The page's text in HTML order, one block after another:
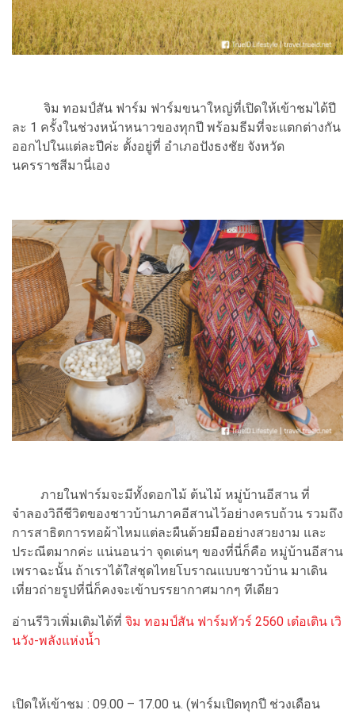
จิม ทอมป์สัน ฟาร์ม ฟาร์มขนาใหญ่ที่เปิดให้เข้าชมได้ปี
ละ 1 ครั้งในช่วงหน้าหนาวของทุกปี พร้อมธีมที่จะแตกต่างกัน
ออกไปในแต่ละปีค่ะ ตั้งอยู่ที่ อำเภอปังธงชัย จังหวัด
นครราชสีมานี่เอง
ภายในฟาร์มจะมีทั้งดอกไม้ ต้นไม้ หมู่บ้านอีสาน ที่
จำลองวิถีชีวิตของชาวบ้านภาคอีสานไว้อย่างครบถ้วน รวมถึง
การสาธิตการทอผ้าไหมแต่ละผืนด้วยมืออย่างสวยงาม และ
ประณีตมากค่ะ แน่นอนว่า จุดเด่นๆ ของที่นี่ก็คือ หมู่บ้านอีสาน
เพราฉะนั้น ถ้าเราได้ใส่ชุดไทยโบราณแบบชาวบ้าน มาเดิน
เที่ยวถ่ายรูปที่นี่ก็คงจะเข้าบรรยากาศมากๆ ทีเดียว
อ่านรีวิวเพิ่มเติมได้ที่ จิม ทอมป์สัน ฟาร์มทัวร์ 2560 เต๋อเติน เวิ
นวัง-พลังแห่งน้ำ
เปิดให้เข้าชม : 09.00 – 17.00 น. (ฟาร์มเปิดทุกปี ช่วงเดือน